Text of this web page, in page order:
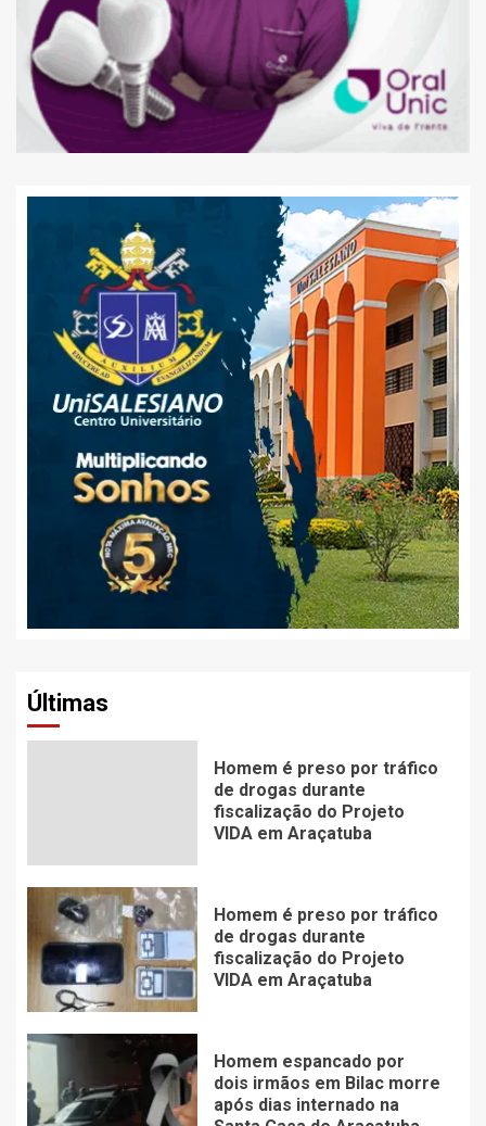
Últimas
Homem é preso por tráfico
de drogas durante
fiscalização do Projeto
VIDA em Araçatuba
Homem é preso por tráfico
de drogas durante
fiscalização do Projeto
VIDA em Araçatuba
Homem espancado por
dois irmãos em Bilac morre
após dias internado na